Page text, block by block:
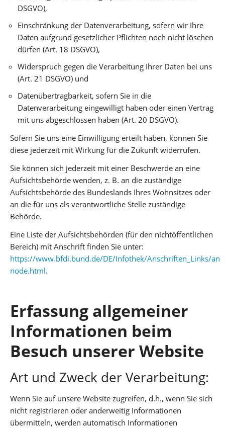
DSGVO),
Einschränkung der Datenverarbeitung, sofern wir Ihre
Daten aufgrund gesetzlicher Pflichten noch nicht löschen
dürfen (Art. 18 DSGVO),
Widerspruch gegen die Verarbeitung Ihrer Daten bei uns
(Art. 21 DSGVO) und
Datenübertragbarkeit, sofern Sie in die
Datenverarbeitung eingewilligt haben oder einen Vertrag
mit uns abgeschlossen haben (Art. 20 DSGVO).
Sofern Sie uns eine Einwilligung erteilt haben, können Sie
diese jederzeit mit Wirkung für die Zukunft widerrufen.
Sie können sich jederzeit mit einer Beschwerde an eine
Aufsichtsbehörde wenden, z. B. an die zuständige
Aufsichtsbehörde des Bundeslands Ihres Wohnsitzes oder
an die für uns als verantwortliche Stelle zuständige
Behörde.
Eine Liste der Aufsichtsbehörden (für den nichtöffentlichen
Bereich) mit Anschrift finden Sie unter:
https://www.bfdi.bund.de/DE/Infothek/Anschriften_Links/
node.html.
Erfassung allgemeiner
Informationen beim
Besuch unserer Website
Art und Zweck der Verarbeitung:
Wenn Sie auf unsere Website zugreifen, d.h., wenn Sie sich
nicht registrieren oder anderweitig Informationen
übermitteln, werden automatisch Informationen